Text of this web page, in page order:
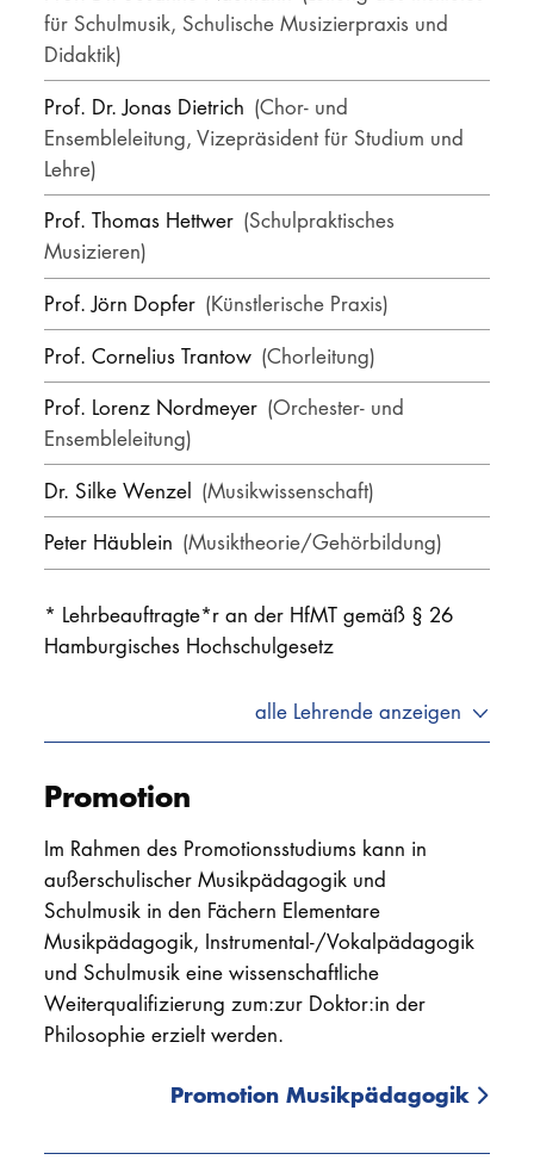
für Schulmusik, Schulische Musizierpraxis und
Didaktik)
Prof. Dr. Jonas Dietrich (Chor- und
Ensembleleitung, Vizepräsident für Studium und
Lehre)
Prof. Thomas Hettwer (Schulpraktisches
Musizieren)
Prof. Jörn Dopfer (Künstlerische Praxis)
Prof. Cornelius Trantow (Chorleitung)
Prof. Lorenz Nordmeyer (Orchester- und
Ensembleleitung)
Dr. Silke Wenzel (Musikwissenschaft)
Peter Häublein (Musiktheorie/Gehörbildung)
Bantzer (Schlagzeug/Percussion in der
Schulpraxis)
(Musik und Inklusion)
körperorientierte Lehre)
Prof. Beate Aanderud* (Oboe)
Prof. Dr. Winfried Adelmann (Gesang)
Prof. Matthias Albrecht (Klarinette)
Thomas Arp* (Schlagzeug)
Gabriel Coburger* (Saxophon)
Nicole Dellabona (Gesang (Schulmusik, EMP,
* Lehrbeauftragte*r an der HfMT gemäß § 26
Hamburgisches Hochschulgesetz
alle Lehrende anzeigen
Promotion
Im Rahmen des Promotionsstudiums kann in
außerschulischer Musikpädagogik und
Schulmusik in den Fächern Elementare
Musikpädagogik, Instrumental-/Vokalpädagogik
und Schulmusik eine wissenschaftliche
Weiterqualifizierung zum:zur Doktor:in der
Philosophie erzielt werden.
Promotion Musikpädagogik